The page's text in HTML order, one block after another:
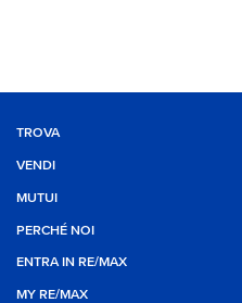
TROVA
VENDI
MUTUI
PERCHÉ NOI
ENTRA IN RE/MAX
MY RE/MAX